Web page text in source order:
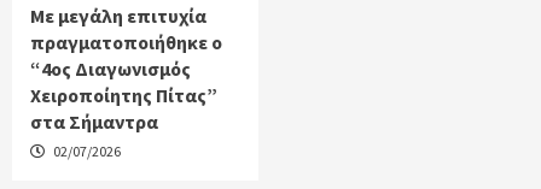
Με μεγάλη επιτυχία
πραγματοποιήθηκε ο
“4ος Διαγωνισμός
Χειροποίητης Πίτας”
στα Σήμαντρα
02/07/2026